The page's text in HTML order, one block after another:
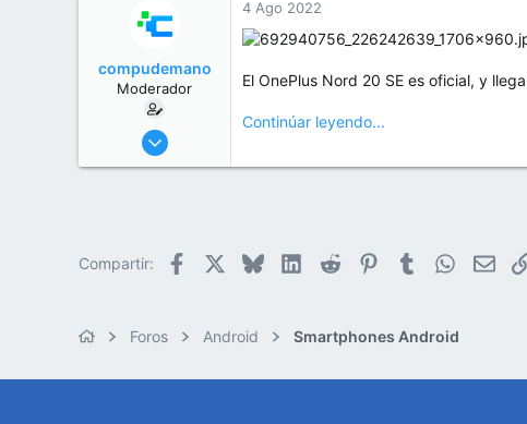
r
e
compudemano
Moderador
26 Jul 2013
www.compudemano.com
4 Ago 2022
El OnePlus Nord 20 SE es oficial, y
Continúar leyendo...
Compartir: Facebook BlueskyLinkedIn
Reddit PinterestTumblr
Foros Android Smartphones Android